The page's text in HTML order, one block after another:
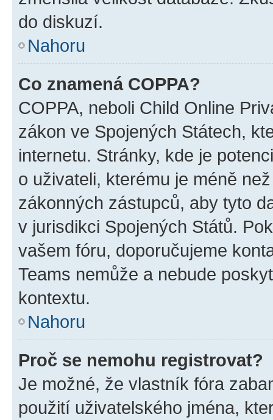
do diskuzí.
Nahoru
Co znamená COPPA?
COPPA, neboli Child Online
zákon ve Spojených Státech,
internetu. Stránky, kde je
o uživateli, kterému je méně
zákonných zástupců, aby tyto
v jurisdikci Spojených Států.
vašem fóru, doporučujeme
Teams nemůže a nebude
kontextu.
Nahoru
Proč se nemohu registrovat?
Je možné, že vlastník fóra
použití uživatelského jména,